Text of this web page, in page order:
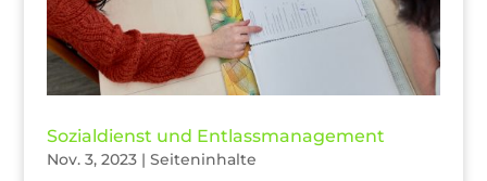
Sozialdienst und Entlassmanagement
Nov. 3, 2023| Seiteninhalte